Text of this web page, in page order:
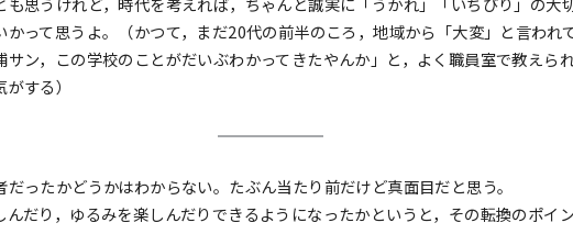
って思うよ。（かつて，まだ20代の前半のころ，地域から「大変」と言われ
ン，この学校のことがだいぶわかってきたやんか」と，よく職員室で教えら
する）
ったかどうかはわからない。たぶん当たり前だけど真面目だと思う。
だり，ゆるみを楽しんだりできるようになったかというと，その転換のポイ